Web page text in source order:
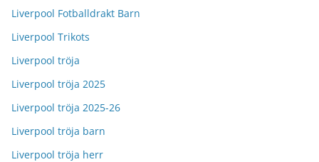
Liverpool Fotballdrakt Barn
Liverpool Trikots
Liverpool tröja
Liverpool tröja 2025
Liverpool tröja 2025-26
Liverpool tröja barn
Liverpool tröja herr